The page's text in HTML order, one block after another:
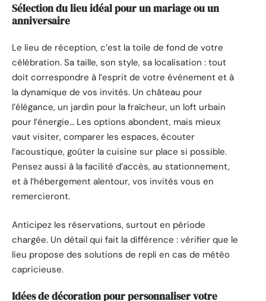
Sélection du lieu idéal pour un mariage ou un
anniversaire
Le lieu de réception, c’est la toile de fond de votre
célébration. Sa taille, son style, sa localisation : tout
doit correspondre à l’esprit de votre événement et à
la dynamique de vos invités. Un château pour
l’élégance, un jardin pour la fraîcheur, un loft urbain
pour l’énergie… Les options abondent, mais mieux
vaut visiter, comparer les espaces, écouter
l’acoustique, goûter la cuisine sur place si possible.
Pensez aussi à la facilité d’accès, au stationnement,
et à l’hébergement alentour, vos invités vous en
remercieront.
Anticipez les réservations, surtout en période
chargée. Un détail qui fait la différence : vérifier que le
lieu propose des solutions de repli en cas de météo
capricieuse.
Idées de décoration pour personnaliser votre